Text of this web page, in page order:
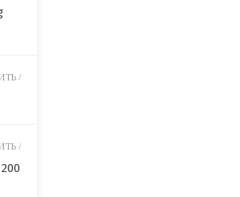
/
/